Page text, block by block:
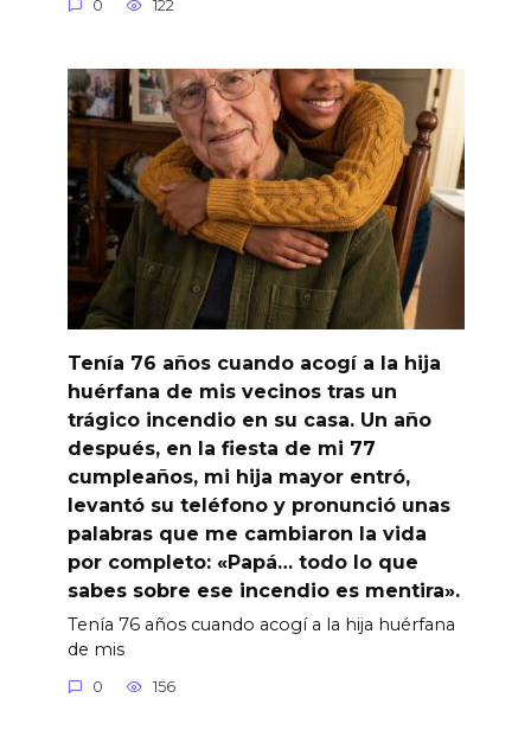
0 122
Tenía 76 años cuando acogí a la hija
huérfana de mis vecinos tras un
trágico incendio en su casa. Un año
después, en la fiesta de mi 77
cumpleaños, mi hija mayor entró,
levantó su teléfono y pronunció unas
palabras que me cambiaron la vida
por completo: «Papá… todo lo que
sabes sobre ese incendio es mentira».
Tenía 76 años cuando acogí a la hija huérfana
de mis
0 156